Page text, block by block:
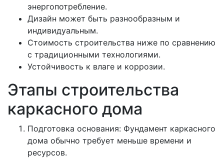
энергопотребление.
Дизайн может быть разнообразным и
индивидуальным.
Стоимость строительства ниже по сравнению
с традиционными технологиями.
Устойчивость к влаге и коррозии.
Этапы строительства
каркасного дома
Подготовка основания: Фундамент каркасного
дома обычно требует меньше времени и
ресурсов.